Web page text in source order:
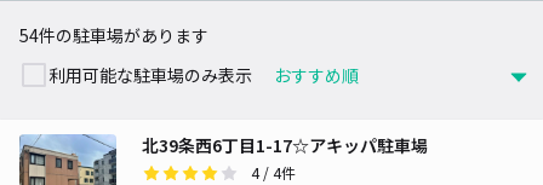
54件の駐車場があります
利用可能な駐車場のみ表示
北39条西6丁目1-17☆アキッパ駐車場
4/ 4件